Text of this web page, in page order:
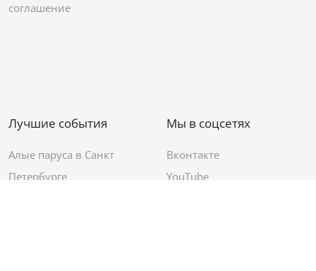
соглашение
Лучшие события
Алые паруса в Санкт
Петербурге
Мы в соцсетях
Вконтакте
YouTube